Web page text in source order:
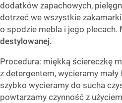
dodatków zapachowych,
dotrzeć we wszystkie
o spodzie mebla i jego plecach.
destylowanej.
Procedura: miękką ściereczkę
z detergentem, wycieramy
szybko wycieramy do sucha
powtarzamy czynność z